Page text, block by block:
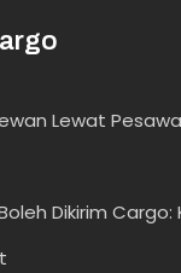
Lewat
Dikirim